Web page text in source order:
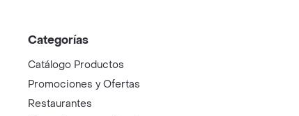
Categorías
Catálogo Productos
Promociones y Ofertas
Restaurantes